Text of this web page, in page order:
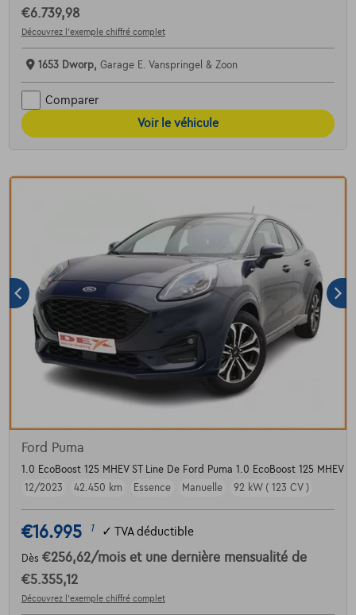
€6.739,98
Découvrez l’exemple chiffré complet
1653 Dworp, Garage E. Vanspringel & Zoon
Comparer
Voir le véhicule
Ford Puma
1.0 EcoBoost 125 MHEV ST Line De Ford Puma 1.0 EcoBoost 125 MHEV
12/2023
42.450 km Essence Manuelle 92 kW ( 123 CV )
€16.995 1 ✓ TVA déductible
Dès €256,62/mois et une dernière mensualité de
€5.355,12
Découvrez l’exemple chiffré complet